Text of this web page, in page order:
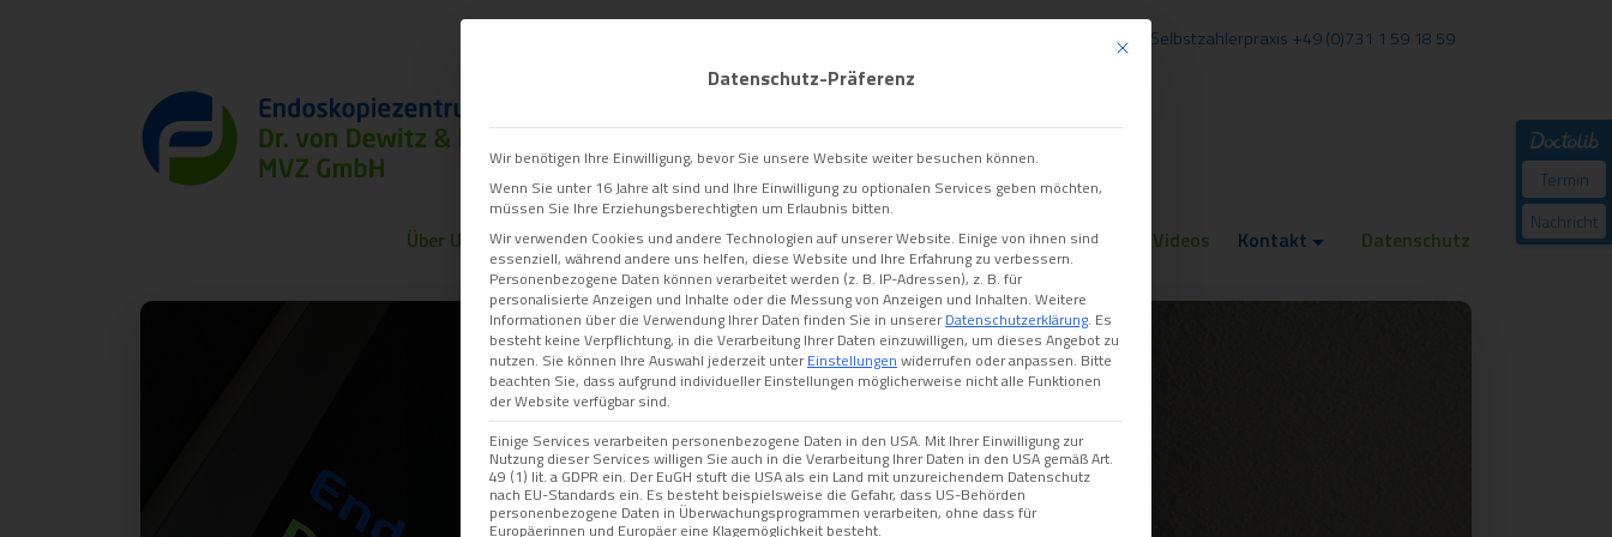
Privat- und Selbstzahlerpraxis +49 (0)731 1 59 18 59
Über Uns Leistungen Formulare und Anleitungen Ernährungsberatung Videos Kontakt Datenschutz
Termin
Nachricht
Mit diesem Button wird der Dialog geschlossen. Seine Funktionalität ist
Datenschutz-Präferenz
Wir benötigen Ihre Einwilligung, bevor Sie unsere Website weiter besuchen können.
Wenn Sie unter 16 Jahre alt sind und Ihre Einwilligung zu optionalen Services geben möchten,
müssen Sie Ihre Erziehungsberechtigten um Erlaubnis bitten.
Wir verwenden Cookies und andere Technologien auf unserer Website. Einige von ihnen sind
essenziell, während andere uns helfen, diese Website und Ihre Erfahrung zu verbessern.
Personenbezogene Daten können verarbeitet werden (z. B. IP-Adressen), z. B. für
personalisierte Anzeigen und Inhalte oder die Messung von Anzeigen und Inhalten. Weitere
Informationen über die Verwendung Ihrer Daten finden Sie in unsererDatenschutzerklärung. Es
besteht keine Verpflichtung, in die Verarbeitung Ihrer Daten einzuwilligen, um dieses Angebot zu
nutzen. Sie können Ihre Auswahl jederzeit unterEinstellungen widerrufen oder anpassen. Bitte
beachten Sie, dass aufgrund individueller Einstellungen möglicherweise nicht alle Funktionen
der Website verfügbar sind.
Einige Services verarbeiten personenbezogene Daten in den USA. Mit Ihrer Einwilligung zur
Nutzung dieser Services willigen Sie auch in die Verarbeitung Ihrer Daten in den USA gemäß Art.
49 (1) lit. a GDPR ein. Der EuGH stuft die USA als ein Land mit unzureichendem Datenschutz
nach EU-Standards ein. Es besteht beispielsweise die Gefahr, dass US-Behörden
personenbezogene Daten in Überwachungsprogrammen verarbeiten, ohne dass für
Europäerinnen und Europäer eine Klagemöglichkeit besteht.